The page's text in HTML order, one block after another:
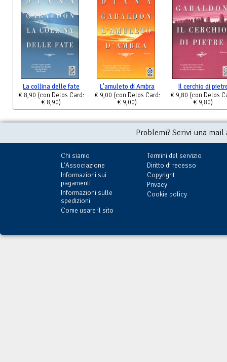
La collina delle fate
€ 8,90 (con Delos Card:
€ 8,90)
L'amuleto di Ambra
€ 9,00 (con Delos Card:
€ 9,00)
Il cerchio di
€ 9,80 (con Delos
€ 9,80)
Problemi? Scrivi una
Chi siamo
L'Associazione
Informazioni sui
pagamenti
Informazioni sulle
spedizioni
Come usare il sito
Termini del servizio
Diritto di recesso
Copyright
Privacy
Cookie policy